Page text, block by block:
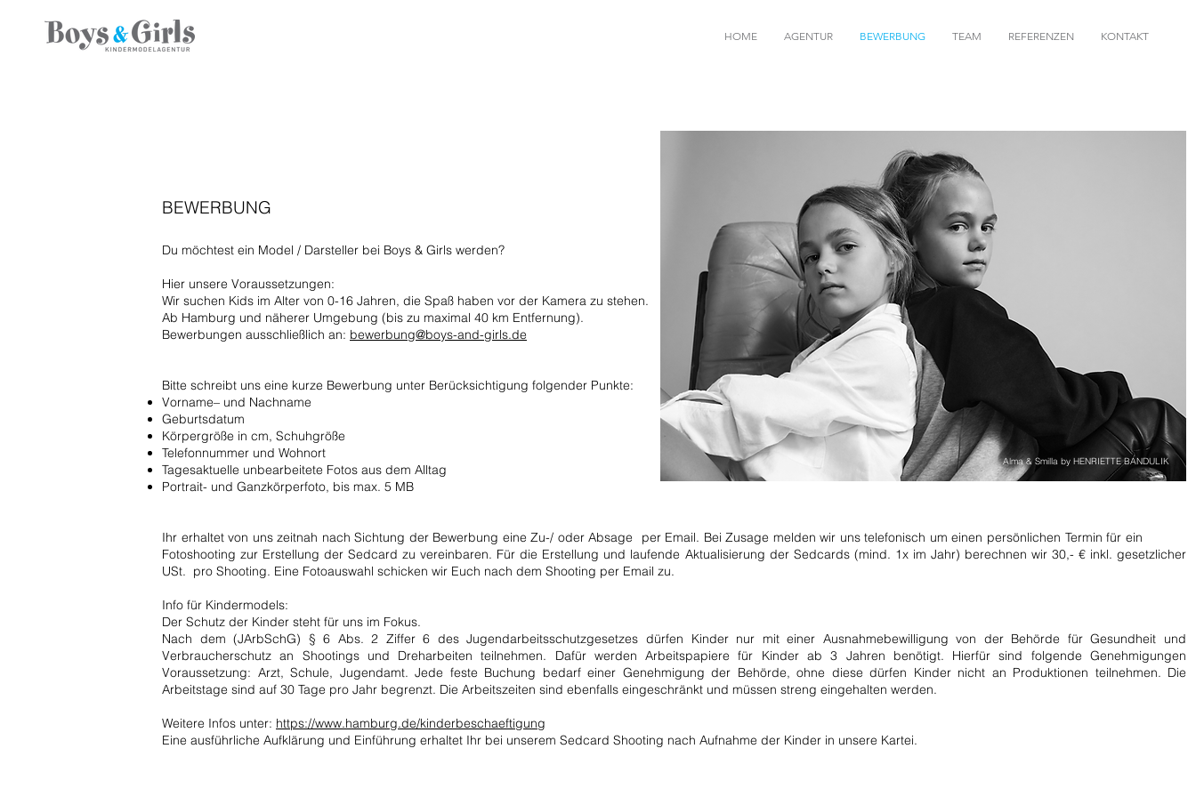
HOME AGENTUR BEWERBUNG TEAM REFERENZEN KONTAKT
BEWERBUNG
Du möchtest ein Model / Darsteller bei Boys & Girls werden?
Hier unsere Voraussetzungen:
Wir suchen Kids im Alter von 0-16 Jahren, die Spaß haben vor der Kamera zu stehen.
Ab Hamburg und näherer Umgebung (bis zu maximal 40 km Entfernung).
Bewerbungen ausschließlich an: bewerbung@boys-and-girls.de
Bitte schreibt uns eine kurze Bewerbung unter Berücksichtigung folgender Punkte:
Vorname– und Nachname
Geburtsdatum
Körpergröße in cm, Schuhgröße
Telefonnummer und Wohnort
Tagesaktuelle unbearbeitete Fotos aus dem Alltag
Portrait- und Ganzkörperfoto, bis max. 5 MB
Ihr erhaltet von uns zeitnah nach Sichtung der Bewerbung eine Zu-/ oder Absage
per Email. Bei Zusage melden wir uns telefonisch um einen persönlichen Termin für ein
Fotoshooting zur Erstellung der Sedcard zu vereinbaren. Für die Erstellung und laufende Aktualisierung der Sedcards (mind. 1x im Jahr) berechnen wir 30,- € inkl. gesetzlicher
USt. pro Shooting. Eine Fotoauswahl schicken wir Euch nach dem Shooting per Email zu.
Info für Kindermodels:
Der Schutz der Kinder steht für uns im Fokus.
Nach dem (JArbSchG) § 6 Abs. 2 Ziffer 6 des Jugendarbeitsschutzgesetzes dürfen Kinder nur mit einer Ausnahmebewilligung von der Behörde für Gesundheit und
Verbraucherschutz an Shootings und Dreharbeiten teilnehmen. Dafür werden Arbeitspapiere für Kinder ab 3 Jahren benötigt. Hierfür sind folgende Genehmigungen
Voraussetzung: Arzt, Schule, Jugendamt. Jede feste Buchung bedarf einer Genehmigung der Behörde, ohne diese dürfen Kinder nicht an Produktionen teilnehmen. Die
Arbeitstage sind auf 30 Tage pro Jahr begrenzt. Die Arbeitszeiten sind ebenfalls eingeschränkt und müssen streng eingehalten werden.
Weitere Infos unter: https://www.hamburg.de/kinderbeschaeftigung
Eine ausführliche Aufklärung und Einführung erhaltet Ihr bei unserem Sedcard Shooting nach Aufnahme der Kinder in unsere Kartei.
Alma & Smilla by HENRIETTE BANDULIK